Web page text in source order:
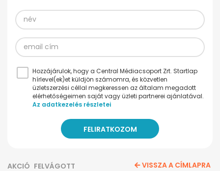
Hozzájárulok, hogy a Central Médiacsoport Zrt. Startlap
hírlevel(ek)et küldjön számomra, és közvetlen
üzletszerzési céllal megkeressen az általam megadott
elérhetőségeimen saját vagy üzleti partnerei ajánlatával.
Az adatkezelés részletei
AKCIÓ FELVÁGOTT VISSZA A CÍMLAPRA